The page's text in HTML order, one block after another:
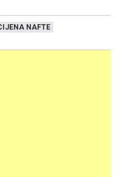
NAFTE